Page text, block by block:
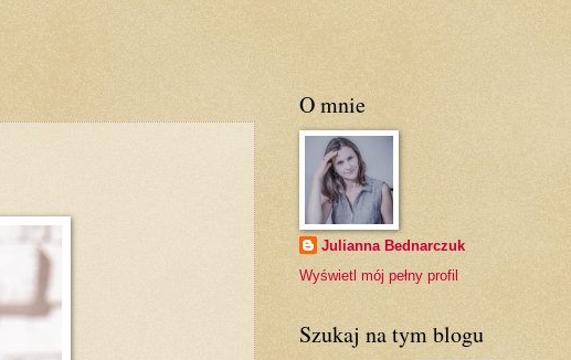
O mnie
Julianna Bednarczuk
Wyświetl mój pełny profil
Szukaj na tym blogu